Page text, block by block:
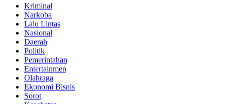
Kriminal
Narkoba
Lalu Lintas
Nasional
Daerah
Politik
Pemerintahan
Entertainmen
Olahraga
Ekonomi Bisnis
Sorot